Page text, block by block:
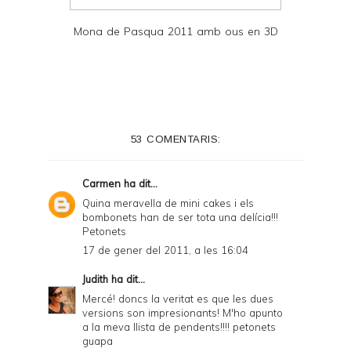
Mona de Pasqua 2011 amb ous en 3D
53 COMENTARIS:
Carmen ha dit...
Quina meravella de mini cakes i els
bombonets han de ser tota una delícia!!!
Petonets
17 de gener del 2011, a les 16:04
Judith ha dit...
Mercé! doncs la veritat es que les dues
versions son impresionants! M'ho apunto
a la meva llista de pendents!!!! petonets
guapa